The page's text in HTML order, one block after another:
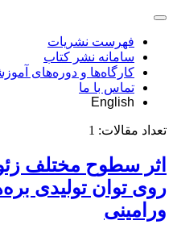
فهرست نشریات
سامانه نشر کتاب
کارگاه‌ها و دوره‌های
تماس با ما
English
تعداد مقالات: 1
اثر سطوح مختلف
روی توان تولیدی
ورامینی